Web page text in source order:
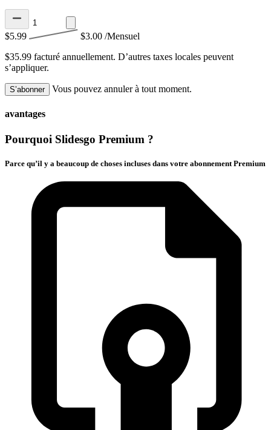
$5.99 $3.00 /Mensuel
$35.99 facturé annuellement. D’autres taxes locales peuvent
s’appliquer.
S’abonner Vous pouvez annuler à tout moment.
avantages
Pourquoi Slidesgo Premium ?
Parce qu’il y a beaucoup de choses incluses dans votre abonnement Premium